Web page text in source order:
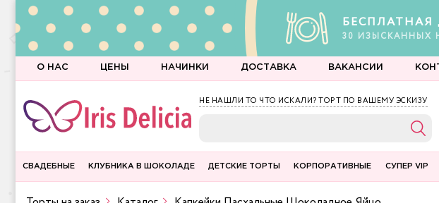
БЕСПЛАТНАЯ
30 ИЗЫСКАННЫХ
О НАС ЦЕНЫ НАЧИНКИ ДОСТАВКА ВАКАНСИИ
НЕ НАШЛИ ТО ЧТО ИСКАЛИ? ТОРТ ПО ВАШЕМУ ЭСКИЗУ
СВАДЕБНЫЕ КЛУБНИКА В ШОКОЛАДЕ ДЕТСКИЕ ТОРТЫ КОРПОРАТИВНЫЕ СУПЕР VIP